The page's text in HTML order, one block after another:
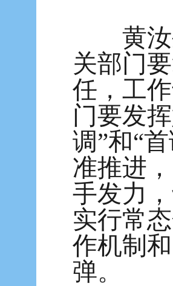
黄汝生
关部门
任，工
门要发
调”和“
准推进
手发力
实行常
作机制
弹。